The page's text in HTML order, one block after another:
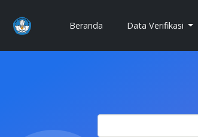
Beranda(current)Data Verifikasi